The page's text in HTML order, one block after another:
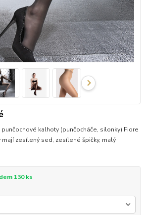
kalhoty (punčocháče, silonky) Fiore
mají zesílený sed, zesílené špičky, malý
130 ks